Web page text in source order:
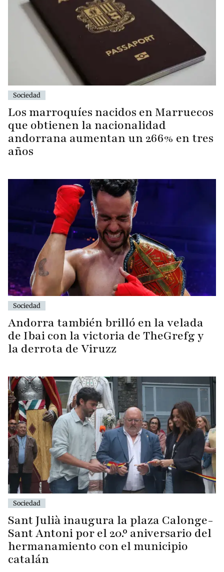
Sociedad
Los marroquíes nacidos en Marruecos
que obtienen la nacionalidad
andorrana aumentan un 266% en tres
años
Sociedad
Andorra también brilló en la velada
de Ibai con la victoria de TheGrefg y
la derrota de Viruzz
Sociedad
Sant Julià inaugura la plaza Calonge-
Sant Antoni por el 20.º aniversario del
hermanamiento con el municipio
catalán